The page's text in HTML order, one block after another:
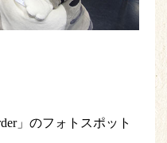
」のフォトスポット